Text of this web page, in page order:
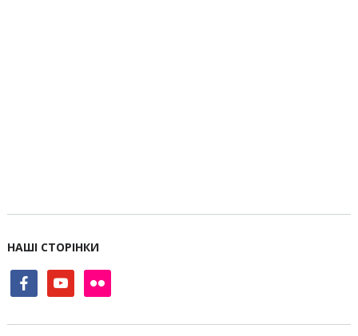
НАШІ СТОРІНКИ
facebookyoutube flickr